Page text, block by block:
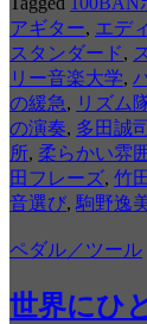
アギター, エデ
スタンダード,
リー音楽大学,
の緩急, リズム
の演奏, 多田誠司
所, 柔らかい雰
田フレーズ, 竹
音選び, 駒野逸
ペダル／ツール
世界にひ